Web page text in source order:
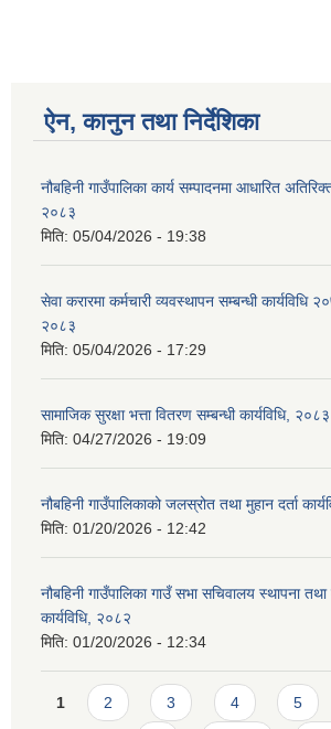
ऐन, कानुन तथा निर्देशिका
नौबहिनी गाउँपालिका कार्य सम्पादनमा आधारित
२०८३
मिति: 05/04/2026 - 19:38
सेवा करारमा कर्मचारी व्यवस्थापन सम्बन्धी
२०८३
मिति: 05/04/2026 - 17:29
सामाजिक सुरक्षा भत्ता वितरण सम्बन्धी कार्यविधि, २०८३
मिति: 04/27/2026 - 19:09
नौबहिनी गाउँपालिकाको जलस्रोत तथा मुहान दर्ता
मिति: 01/20/2026 - 12:42
नौबहिनी गाउँपालिका गाउँ सभा सचिवालय स्थापना
कार्यविधि, २०८२
मिति: 01/20/2026 - 12:34
Pages
1 2 3 4 5